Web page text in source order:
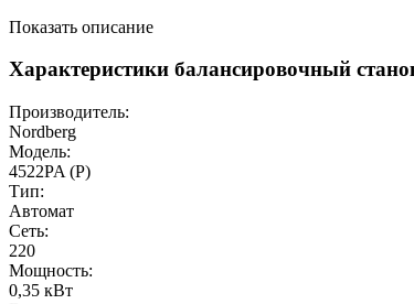
Показать описание
Характеристики балансировочный
Производитель:
Nordberg
Модель:
4522PA (P)
Тип:
Автомат
Сеть:
220
Мощность:
0,35 кВт